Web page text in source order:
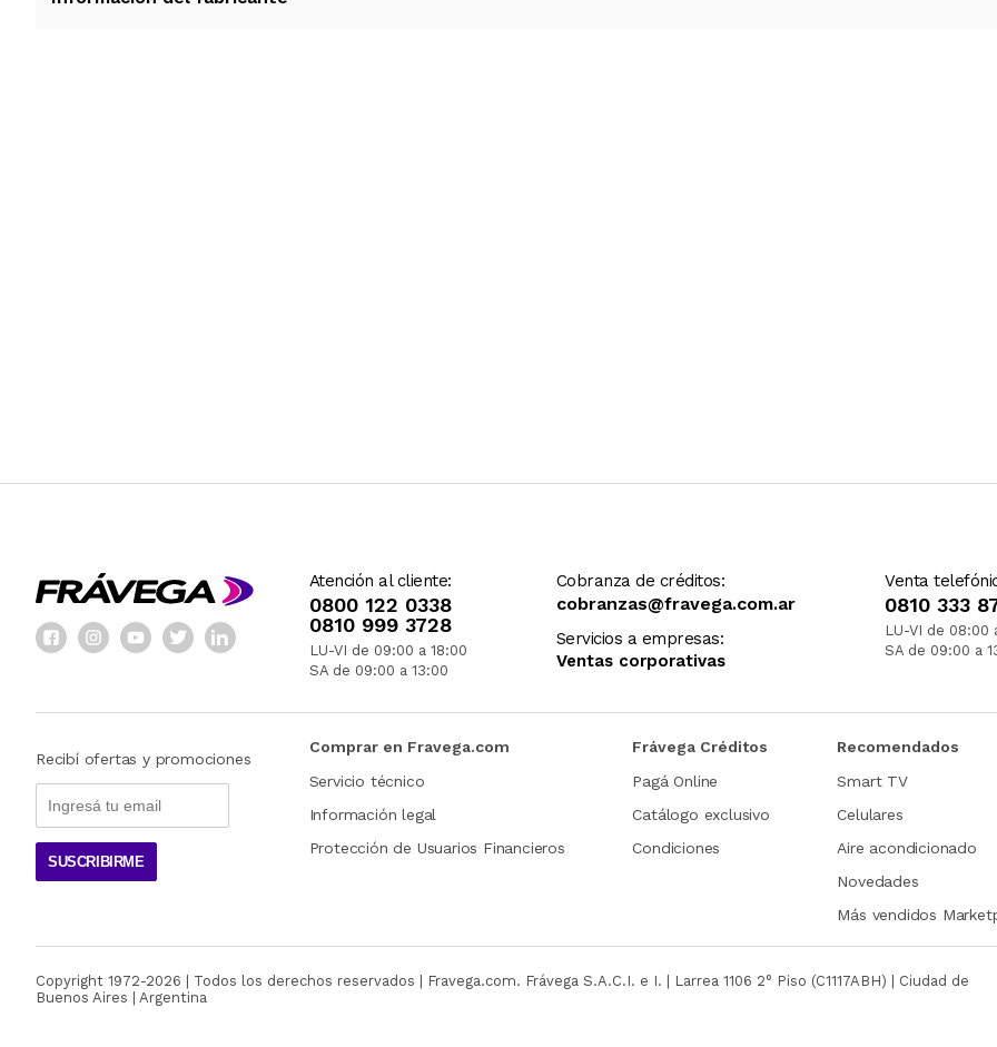
Atención al cliente:
0800 122 0338
0810 999 3728
LU-VI de 09:00 a 18:00
SA de 09:00 a 13:00
Cobranza de créditos:
cobranzas@fravega.com.ar
Servicios a empresas:
Ventas corporativas
Venta
0810 333
LU-VI de 08:00
SA de 09:00 a
Recibí ofertas y promociones
SUSCRIBIRME
Comprar en Fravega.com
Servicio técnico
Información legal
Protección de Usuarios Financieros
Frávega Créditos
Pagá Online
Catálogo exclusivo
Condiciones
Recomendados
Smart TV
Celulares
Aire acondicionado
Novedades
Más vendidos
Copyright 1972-2026 | Todos los derechos reservados | Fravega.com. Frávega S.A.C.I. e I. | Larrea 1106 2° Piso (C1117ABH) | Ciudad de
Buenos Aires | Argentina